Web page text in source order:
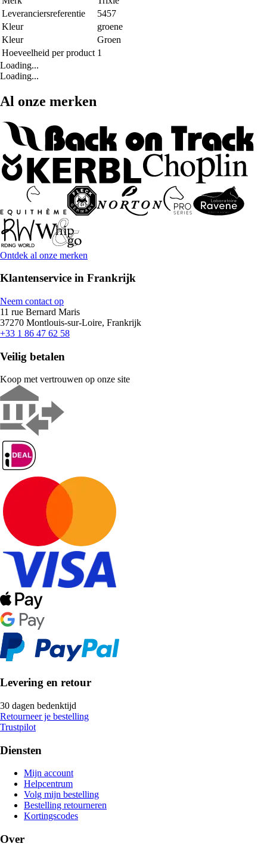
Leveranciersreferentie
5457
Kleur
groene
Kleur
Groen
Hoeveelheid per product 1
Loading...
Loading...
Al onze merken
Ontdek al onze merken
Klantenservice in Frankrijk
Neem contact op
11 rue Bernard Maris
37270 Montlouis-sur-Loire, Frankrijk
+33 1 86 47 62 58
Veilig betalen
Koop met vertrouwen op onze site
Levering en retour
30 dagen bedenktijd
Retourneer je bestelling
Trustpilot
Diensten
Mijn account
Helpcentrum
Volg mijn bestelling
Bestelling retourneren
Kortingscodes
Over